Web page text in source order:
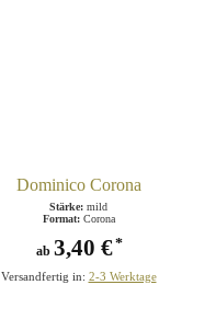
Dominico Corona
Stärke: mild
Format: Corona
ab 3,40 €*
Versandfertig in: 2-3 Werktage